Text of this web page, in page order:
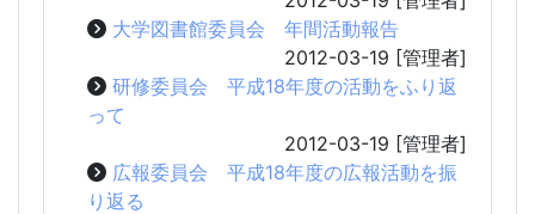
大学図書館委員会 年間活動報告
2012-03-19 [管理者]
研修委員会 平成18年度の活動をふり返
って
2012-03-19 [管理者]
広報委員会 平成18年度の広報活動を振
り返る